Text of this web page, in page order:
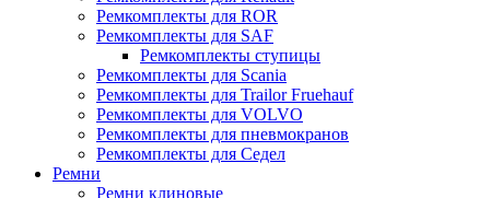
Ремкомплекты для ROR
Ремкомплекты для SAF
Ремкомплекты ступицы
Ремкомплекты для Scania
Ремкомплекты для Trailor Fruehauf
Ремкомплекты для VOLVO
Ремкомплекты для пневмокранов
Ремкомплекты для Седел
Ремни
Ремни клиновые